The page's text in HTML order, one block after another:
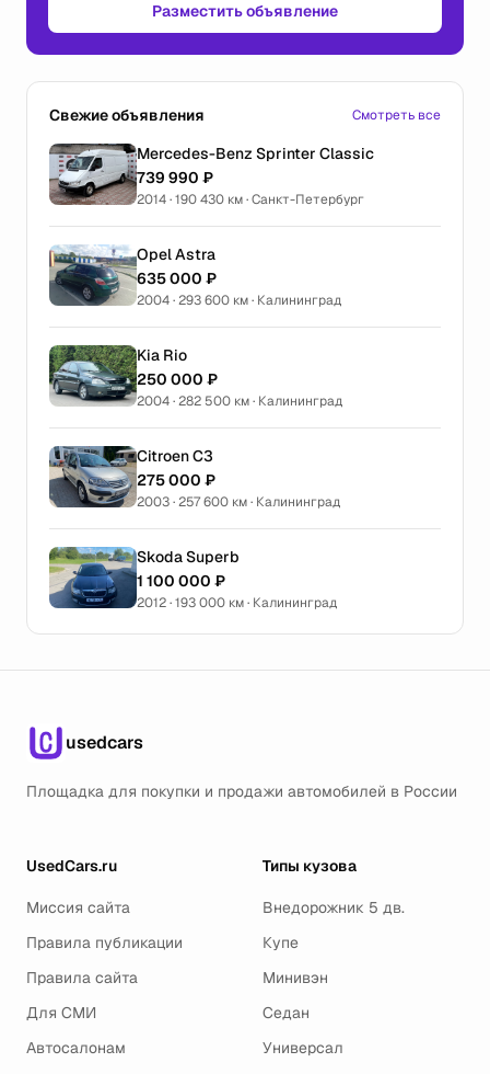
Разместить объявление
Свежие объявления Смотреть все
Mercedes-Benz Sprinter Classic
739 990 ₽
2014 · 190 430 км · Санкт-Петербург
Opel Astra
635 000 ₽
2004 · 293 600 км · Калининград
Kia Rio
250 000 ₽
2004 · 282 500 км · Калининград
Citroen C3
275 000 ₽
2003 · 257 600 км · Калининград
Skoda Superb
1 100 000 ₽
2012 · 193 000 км · Калининград
usedcars
Площадка для покупки и продажи автомобилей в России
UsedCars.ru
Миссия сайта
Правила публикации
Правила сайта
Для СМИ
Автосалонам
Типы кузова
Внедорожник 5 дв.
Купе
Минивэн
Седан
Универсал